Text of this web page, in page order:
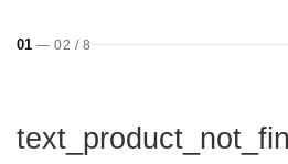
01 —02 / 8